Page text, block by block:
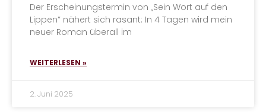
Der Erscheinungstermin von „Sein Wort auf den
Lippen“ nähert sich rasant: In 4 Tagen wird mein
neuer Roman überall im
WEITERLESEN »
2. Juni 2025